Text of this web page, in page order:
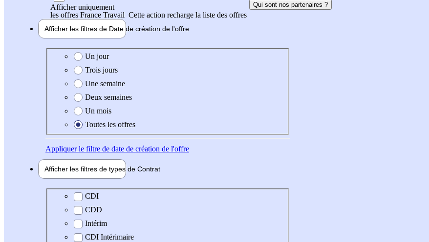
Afficher uniquement
les offres France Travail Cette action recharge la liste des offres
Qui sont nos partenaires ?
Afficher les filtres de Date de création de l'offre
Date de création de l'offre
Un jour
Trois jours
Une semaine
Deux semaines
Un mois
Toutes les offres
Appliquerle filtre de date de création de l'offre
Afficher les filtres de types de Contrat
Type de contrat
CDI
CDD
Intérim
CDI Intérimaire